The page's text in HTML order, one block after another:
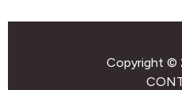
Copyright ©